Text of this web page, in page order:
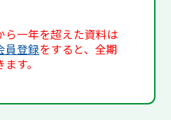
ら一年を超えた資料は
員登録をすると、全期
す。